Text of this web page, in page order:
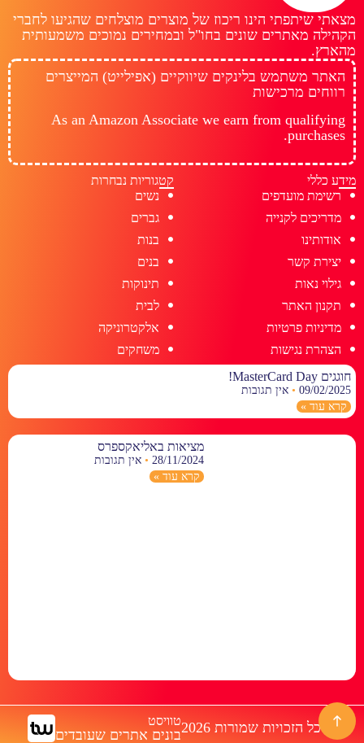
מצאתי שיתפתי הינו ריכוז של מוצרים מוצלחים שהגיעו לחברי
הקהילה מאתרים שונים בחו"ל ובמחירים נמוכים משמעותית
מהארץ.
האתר משתמש בלינקים שיווקיים (אפילייט) המייצרים
רווחים מרכישות
As an Amazon Associate we earn from qualifying
purchases.
מידע כללי
רשימת מועדפים
מדריכים לקנייה
אודותינו
יצירת קשר
גילוי נאות
תקנון האתר
מדיניות פרטיות
הצהרת נגישות
קטגוריות נבחרות
נשים
גברים
בנות
בנים
תינוקות
לבית
אלקטרוניקה
משחקים
חוגגים MasterCard Day!
09/02/2025
אין תגובות
קרא עוד »
מציאות באליאקספרס
28/11/2024
אין תגובות
קרא עוד »
© כל הזכויות שמורות 2026 טוויסט
בונים אתרים שעובדים